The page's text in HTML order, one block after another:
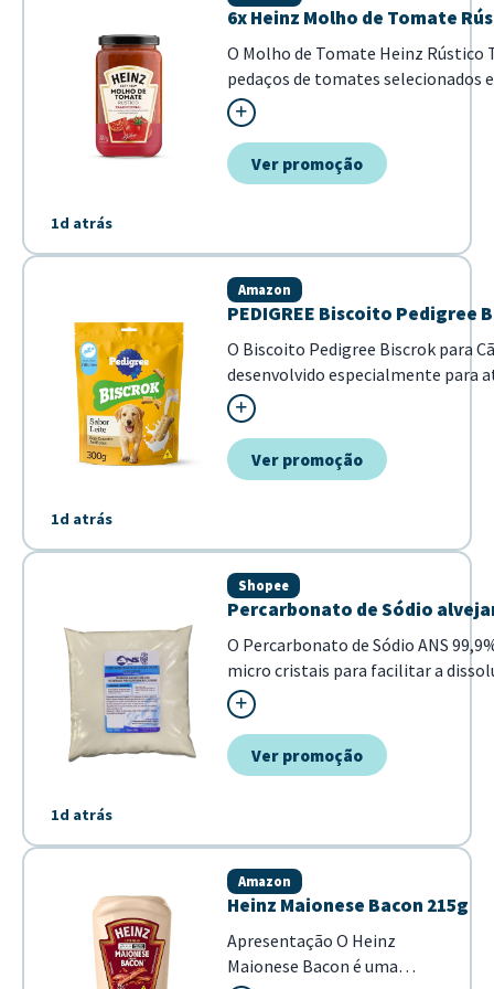
1d atrás
6x Heinz Molho de Tomate
O Molho de Tomate Heinz Rústico
pedaços de tomates selecionados
Esta versão em embalagem de
frescor dos ingredientes,
pa...Ver promoção
1d atrás
PEDIGREE Biscoito Pedigree
Amazon
O Biscoito Pedigree Biscrok para
desenvolvido especialmente para
dos cães em fase de crescimento.
opção saborosa para recompensar
Ver promoção
1d atrás
Percarbonato de Sódio
Shopee
O Percarbonato de Sódio ANS
micro cristais para facilitar a
brancas e coloridas, removendo
Ver promoção
Heinz Maionese Bacon 215g
Amazon
Apresentação O Heinz
Maionese Bacon é uma